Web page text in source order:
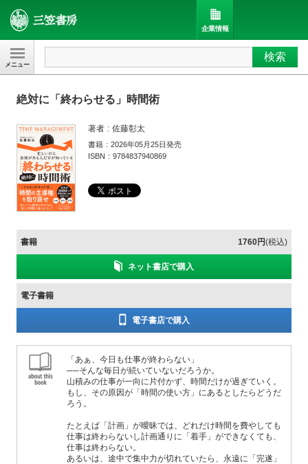
三笠書房 検索
企業情報
絶対に「終わらせる」時間術
著者 佐藤彰太
書籍
2026年05月25日発売
ISBN
9784837940869
書籍 1760円(税込)
ネット書店で購入
電子書籍
電子書店で購入
「あぁ、今日も仕事が終わらない」
──そんな毎日が続いていないだろうか。
山積みの仕事が一向に片付かず、時間だけが過ぎていく。
もし、その原因が「時間の使い方」にあるとしたらどうだ
ろう。
たとえば「計画」が曖昧では、どれだけ時間を費やしても
仕事は終わらないし計画通りに「着手」ができなくても、
仕事は終わらない。
あるいは、途中で集中力が切れていたら、永遠に「完遂」